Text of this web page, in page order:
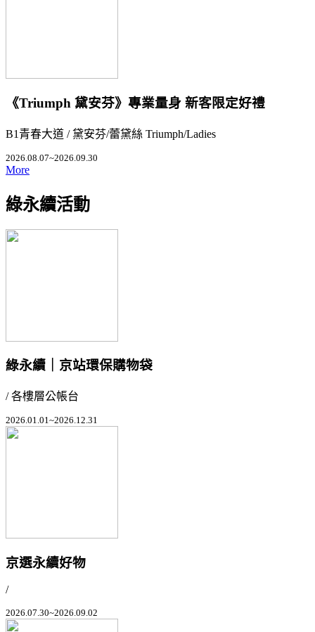
《Triumph 黛安芬》專業量身 新客限定好禮
B1青春大道 / 黛安芬/蕾黛絲 Triumph/Ladies
2026.08.07~2026.09.30
More
綠永續活動
綠永續｜京站環保購物袋
/ 各樓層公帳台
2026.01.01~2026.12.31
京選永續好物
/
2026.07.30~2026.09.02